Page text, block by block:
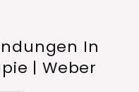
In
| Weber